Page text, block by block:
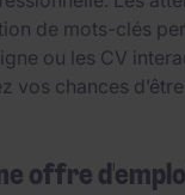
de mots-clés
ou les CV
vos chances
offre